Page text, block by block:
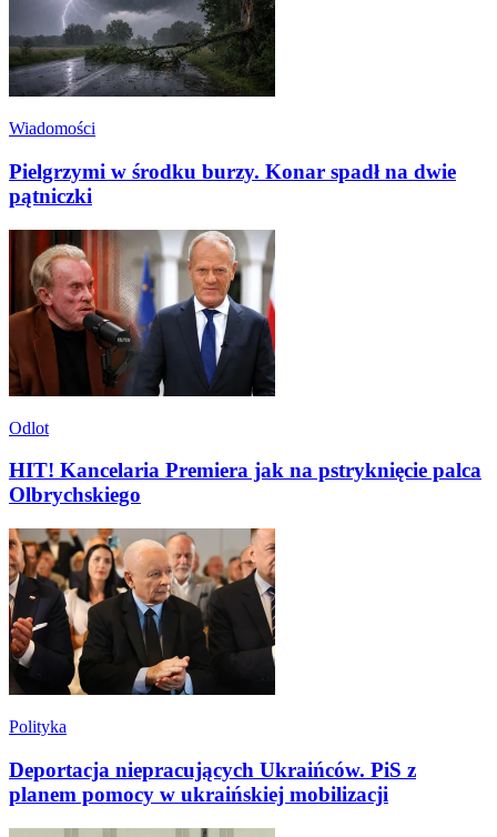
Wiadomości
Pielgrzymi w środku burzy. Konar spadł na dwie
pątniczki
Odlot
HIT! Kancelaria Premiera jak na pstryknięcie palca
Olbrychskiego
Polityka
Deportacja niepracujących Ukraińców. PiS z
planem pomocy w ukraińskiej mobilizacji